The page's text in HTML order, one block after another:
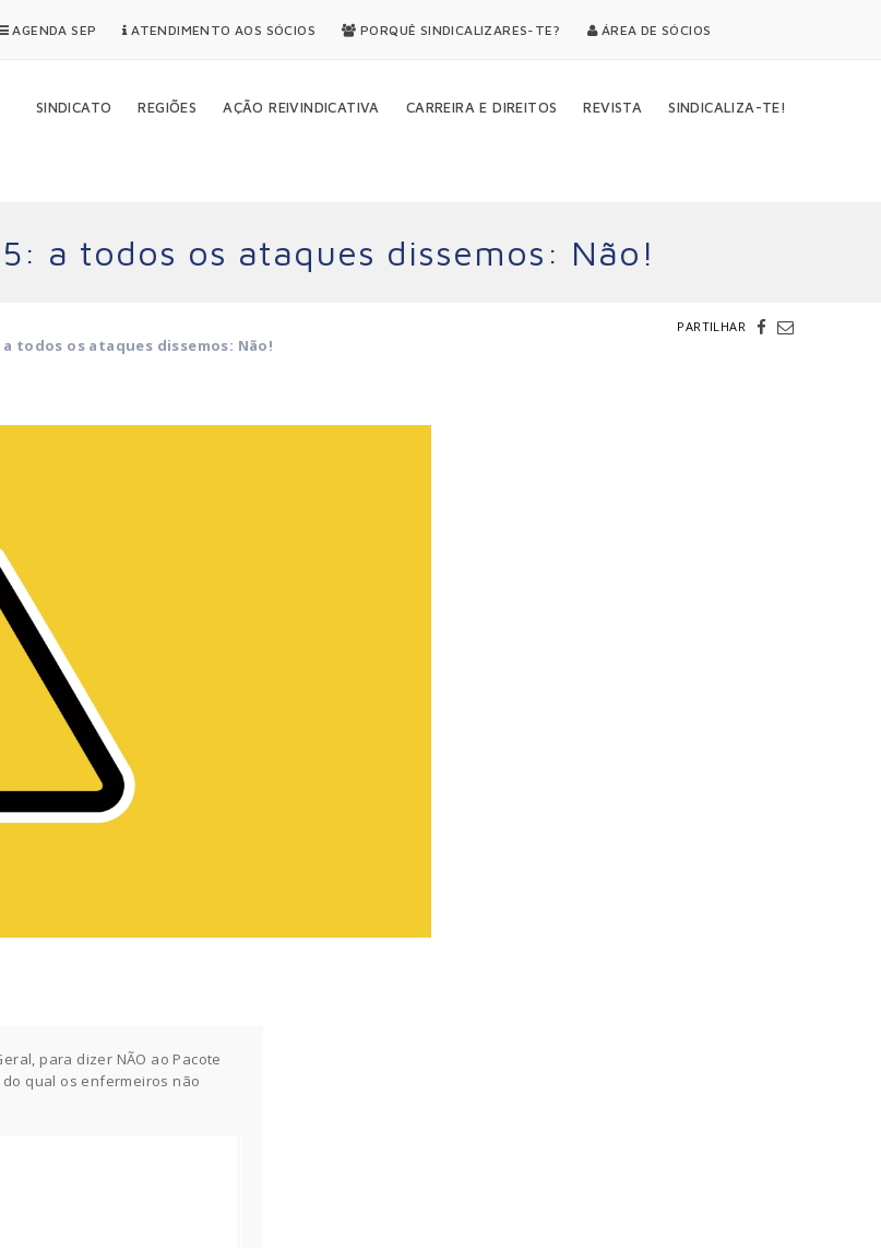
AGENDA SEP ATENDIMENTO AOS SÓCIOS PORQUÊ SINDICALIZARES-TE? ÁREA DE SÓCIOS
SINDICATO REGIÕES AÇÃO REIVINDICATIVA CARREIRA E DIREITOS REVISTA SINDICALIZA-TE!
a todos os ataques dissemos: Não!
todos os ataques dissemos: Não!
PARTILHAR
para dizer NÃO ao Pacote
qual os enfermeiros não